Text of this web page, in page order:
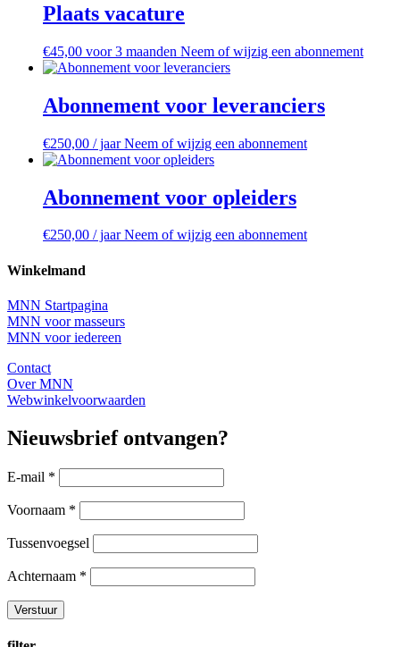
Plaats vacature
€45,00 voor 3 maanden Neem of wijzig een abonnement
Abonnement voor leveranciers
€250,00 / jaar Neem of wijzig een abonnement
Abonnement voor opleiders
€250,00 / jaar Neem of wijzig een abonnement
Winkelmand
MNN Startpagina
MNN voor masseurs
MNN voor iedereen
Contact
Over MNN
Webwinkelvoorwaarden
Nieuwsbrief ontvangen?
E-mail *
Voornaam *
Tussenvoegsel
Achternaam *